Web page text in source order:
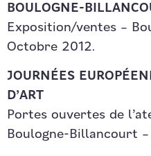
BOULOGNE-
Exposition/ventes –
Octobre 2012.
JOURNÉES
D’ART
Portes ouvertes de
Boulogne-Billancourt